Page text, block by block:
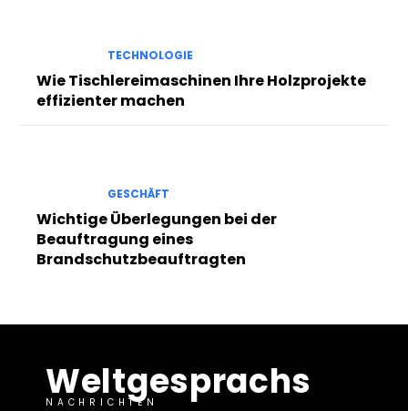
TECHNOLOGIE
Wie Tischlereimaschinen Ihre Holzprojekte
effizienter machen
GESCHÄFT
Wichtige Überlegungen bei der
Beauftragung eines
Brandschutzbeauftragten
Weltgesprachs
NACHRICHTEN